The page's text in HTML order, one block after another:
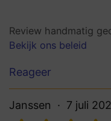
Review handmatig
Bekijk ons beleid
Reageer
Janssen 7 juli